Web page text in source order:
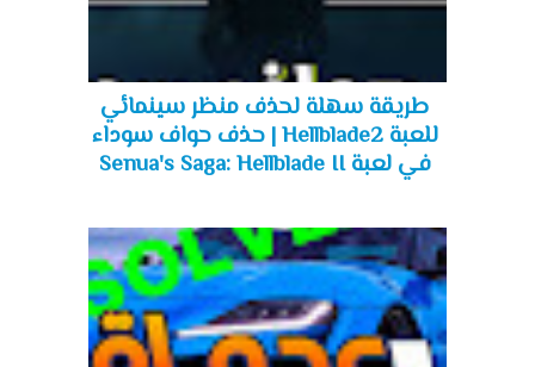
طريقة سهلة لحذف منظر سينمائي
للعبة Hellblade2 | حذف حواف سوداء
في لعبة Senua's Saga: Hellblade II